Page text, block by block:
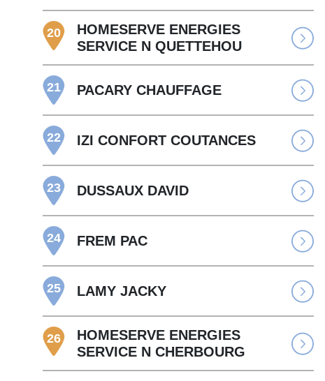
20
HOMESERVE ENERGIES
SERVICE N QUETTEHOU
21 PACARY CHAUFFAGE
22 IZI CONFORT COUTANCES
23 DUSSAUX DAVID
24 FREM PAC
25 LAMY JACKY
26
HOMESERVE ENERGIES
SERVICE N CHERBOURG